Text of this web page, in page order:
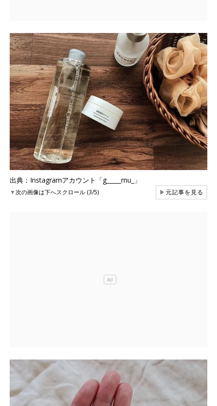
出典：Instagramアカウント「g_____mu_」
▼次の画像は下へスクロール (3/5) ▶元記事を見る